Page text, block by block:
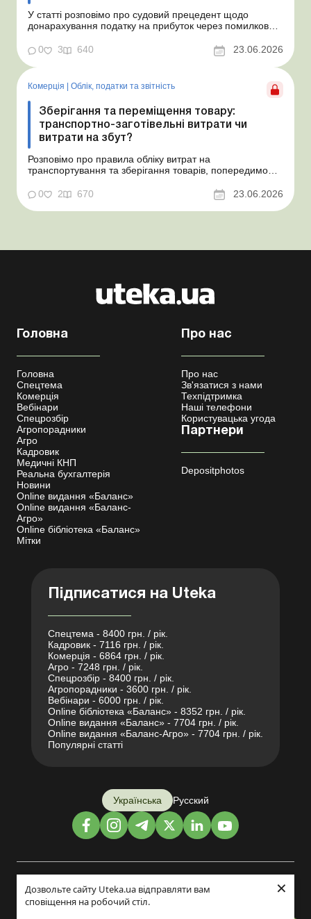
Дозвольте сайту Uteka.ua відправляти вам
сповіщення на робочий стіл.
×
У статті розповімо про судовий прецедент щодо
донарахування податку на прибуток через помилково
надамо рекомендації, як мінімізувати податкові ризики.
Проблемні витрати: податкові ризики та судова
практика Розуміємо ваші хвилювання через помилкове
неств...
0 3 640 23.06.2026
Комерція | Облік, податки та звiтнiсть
Зберігання та переміщення товару:
транспортно-заготівельні витрати чи
витрати на збут?
Розповімо про правила обліку витрат на
транспортування та зберігання товарів, попередимо
нормативне обґрунтування. Проблемні витрати:
податкові ризики та судова практика Здавалось би, у
цьому питанні неоднозначності бути не може. Однак,
0 2 670 23.06.2026
Головна
Головна
Спецтема
Комерція
Вебінари
Спецрозбір
Агропорадники
Агро
Кадровик
Медичні КНП
Реальна бухгалтерія
Новини
Online видання «Баланс»
Online видання «Баланс-
Агро»
Online бібліотека «Баланс»
Мітки
Про нас
Про нас
Зв'язатися з нами
Техпідтримка
Наші телефони
Користувацька угода
Партнери
Depositphotos
Підписатися на Uteka
Спецтема - 8400 грн. / рік.
Кадровик - 7116 грн. / рік.
Комерція - 6864 грн. / рік.
Агро - 7248 грн. / рік.
Спецрозбір - 8400 грн. / рік.
Агропорадники - 3600 грн. / рік.
Вебінари - 6000 грн. / рік.
Online бібліотека «Баланс» - 8352 грн. / рік.
Online видання «Баланс» - 7704 грн. / рік.
Online видання «Баланс-Агро» - 7704 грн. / рік.
Популярні статті
Українська Русский
Дизайн і розробка: